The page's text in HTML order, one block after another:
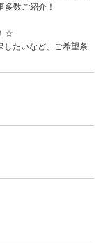
多数ご紹介！
☆
したいなど、ご希望条